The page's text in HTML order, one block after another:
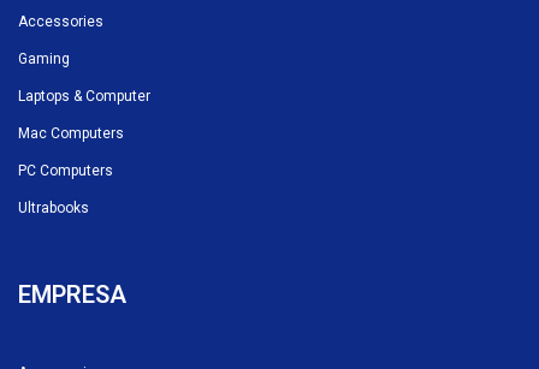
Accessories
Gaming
Laptops & Computer
Mac Computers
PC Computers
Ultrabooks
EMPRESA